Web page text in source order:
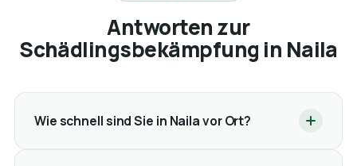
Antworten zur
Schädlingsbekämpfung in Naila
Wie schnell sind Sie in Naila vor Ort?